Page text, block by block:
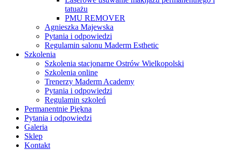
tatuażu
PMU REMOVER
Agnieszka Majewska
Pytania i odpowiedzi
Regulamin salonu Maderm Esthetic
Szkolenia
Szkolenia stacjonarne Ostrów Wielkopolski
Szkolenia online
Trenerzy Maderm Academy
Pytania i odpowiedzi
Regulamin szkoleń
Permanentnie Piękna
Pytania i odpowiedzi
Galeria
Sklep
Kontakt